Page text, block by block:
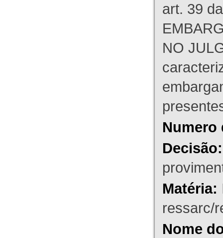
art. 39
NO
Numero
Decisão:
Matéria:
ressarc/
Nome